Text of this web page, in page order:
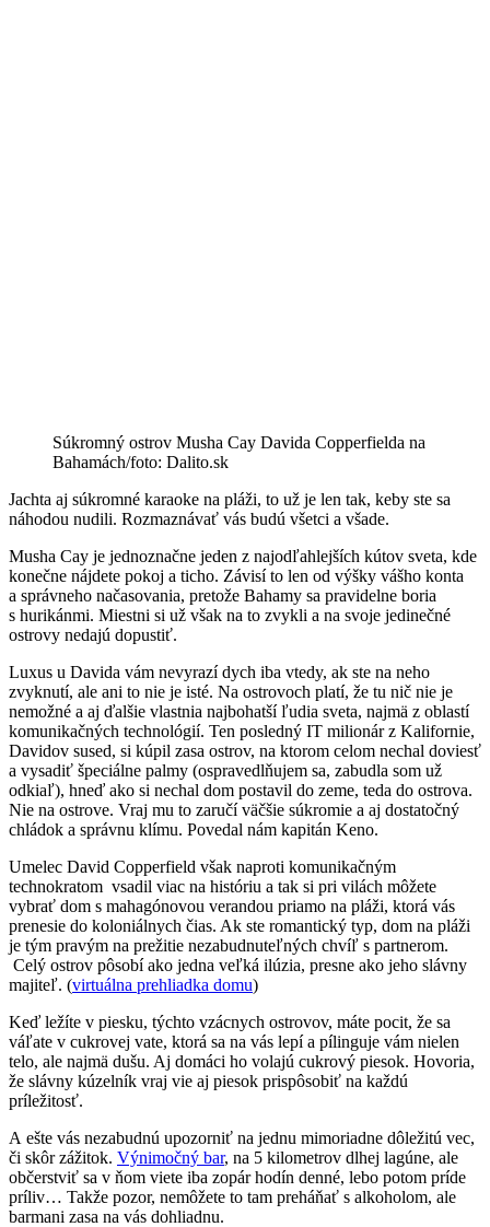
Súkromný ostrov Musha Cay Davida Copperfielda na
Bahamách/foto: Dalito.sk
Jachta aj súkromné karaoke na pláži, to už je len tak, keby ste sa
náhodou nudili. Rozmaznávať vás budú všetci a všade.
Musha Cay je jednoznačne jeden z najodľahlejších kútov sveta, kde
konečne nájdete pokoj a ticho. Závisí to len od výšky vášho konta
a správneho načasovania, pretože Bahamy sa pravidelne boria
s hurikánmi. Miestni si už však na to zvykli a na svoje jedinečné
ostrovy nedajú dopustiť.
Luxus u Davida vám nevyrazí dych iba vtedy, ak ste na neho
zvyknutí, ale ani to nie je isté. Na ostrovoch platí, že tu nič nie je
nemožné a aj ďalšie vlastnia najbohatší ľudia sveta, najmä z oblastí
komunikačných technológií. Ten posledný IT milionár z Kalifornie,
Davidov sused, si kúpil zasa ostrov, na ktorom celom nechal doviesť
a vysadiť špeciálne palmy (ospravedlňujem sa, zabudla som už
odkiaľ), hneď ako si nechal dom postavil do zeme, teda do ostrova.
Nie na ostrove. Vraj mu to zaručí väčšie súkromie a aj dostatočný
chládok a správnu klímu. Povedal nám kapitán Keno.
Umelec David Copperfield však naproti komunikačným
technokratom vsadil viac na históriu a tak si pri vilách môžete
vybrať dom s mahagónovou verandou priamo na pláži, ktorá vás
prenesie do koloniálnych čias. Ak ste romantický typ, dom na pláži
je tým pravým na prežitie nezabudnuteľných chvíľ s partnerom.
Celý ostrov pôsobí ako jedna veľká ilúzia, presne ako jeho slávny
majiteľ. (virtuálna prehliadka domu)
Keď ležíte v piesku, týchto vzácnych ostrovov, máte pocit, že sa
váľate v cukrovej vate, ktorá sa na vás lepí a pílinguje vám nielen
telo, ale najmä dušu. Aj domáci ho volajú cukrový piesok. Hovoria,
že slávny kúzelník vraj vie aj piesok prispôsobiť na každú
príležitosť.
A ešte vás nezabudnú upozorniť na jednu mimoriadne dôležitú vec,
či skôr zážitok. Výnimočný bar, na 5 kilometrov dlhej lagúne, ale
občerstviť sa v ňom viete iba zopár hodín denné, lebo potom príde
príliv… Takže pozor, nemôžete to tam preháňať s alkoholom, ale
barmani zasa na vás dohliadnu.